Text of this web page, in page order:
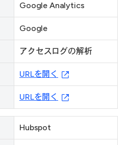
Google Analytics
Google
アクセスログの解析
URLを開く
URLを開く
Hubspot